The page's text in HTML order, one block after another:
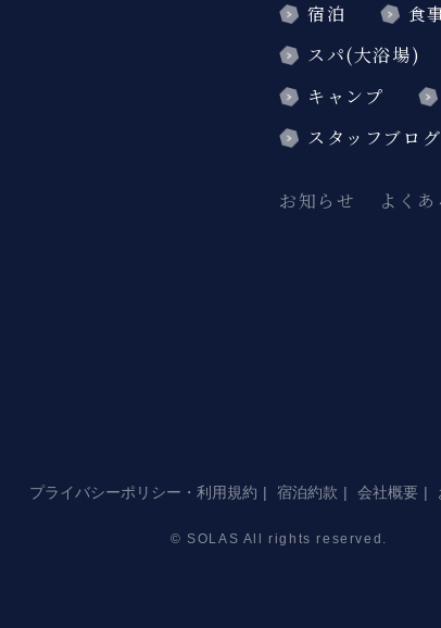
宿泊
食
スパ(大浴場)
キャンプ
スタッフブログ
お知らせ よく
プライバシーポリシー・利用規約 宿泊約款 会社概要
© SOLAS All rights reserved.